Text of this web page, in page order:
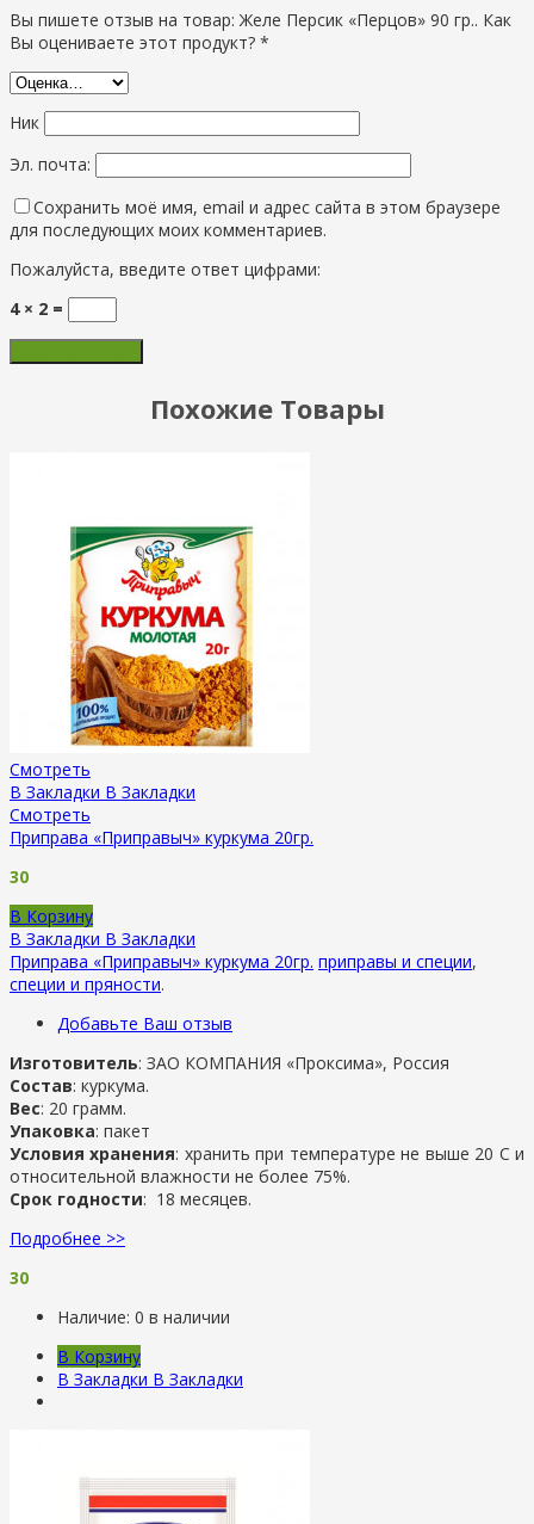
Вы пишете отзыв на товар: Желе Персик «Перцов» 90 гр.. Как
Вы оцениваете этот продукт? *
Ник
Эл. почта:
Сохранить моё имя, email и адрес сайта в этом браузере
для последующих моих комментариев.
Пожалуйста, введите ответ цифрами:
4 × 2 =
Похожие Товары
Смотреть
В Закладки В Закладки
Смотреть
Приправа «Приправыч» куркума 20гр.
30
В Корзину
В Закладки В Закладки
Приправа «Приправыч» куркума 20гр. приправы и специи,
специи и пряности.
Добавьте Ваш отзыв
Изготовитель: ЗАО КОМПАНИЯ «Проксима», Россия
Состав: куркума.
Вес: 20 грамм.
Упаковка: пакет
Условия хранения: хранить при температуре не выше 20 С и
относительной влажности не более 75%.
Срок годности: 18 месяцев.
Подробнее >>
30
Наличие: 0 в наличии
В Корзину
В Закладки В Закладки